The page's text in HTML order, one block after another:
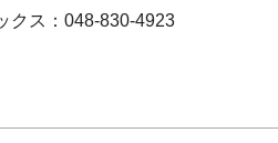
クス：048-830-4923